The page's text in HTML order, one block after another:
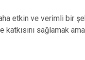
etkin ve verimli bir
sağlamak